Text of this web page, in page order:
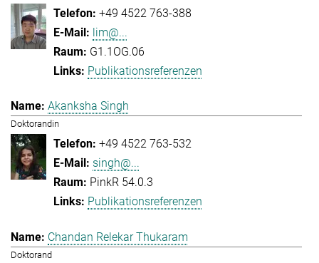
+49 4522 763-388
lim@...
G1.1OG.06
Publikationsreferenzen
Akanksha Singh
Doktorandin
+49 4522 763-532
singh@...
PinkR 54.0.3
Publikationsreferenzen
Chandan Relekar Thukaram
Doktorand